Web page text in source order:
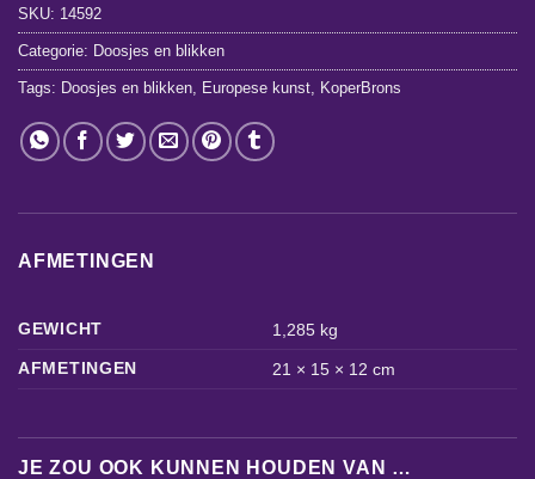
SKU: 14592
Categorie: Doosjes en blikken
Tags: Doosjes en blikken Europese kunst KoperBrons
AFMETINGEN
GEWICHT
1,285 kg
AFMETINGEN
21 × 15 × 12 cm
JE ZOU OOK KUNNEN HOUDEN VAN …